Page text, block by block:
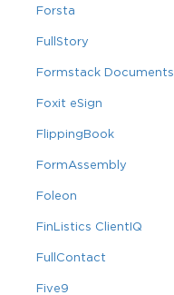
Forsta
FullStory
Formstack Documents
Foxit eSign
FlippingBook
FormAssembly
Foleon
FinListics ClientIQ
FullContact
Five9